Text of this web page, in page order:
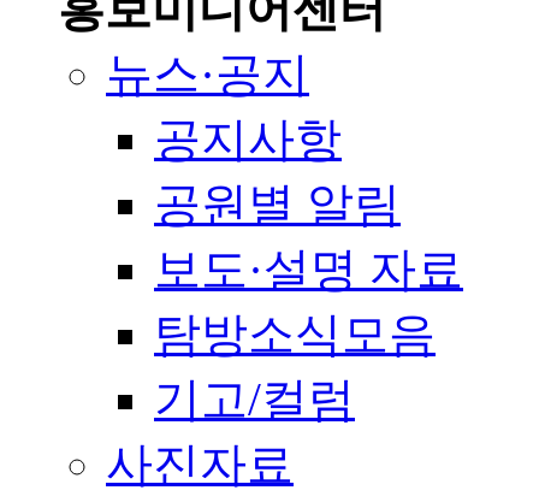
뉴스·공지
공지사항
공원별 알림
보도·설명 자료
탐방소식모음
기고/컬럼
사진자료